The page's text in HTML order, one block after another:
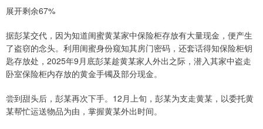
展开剩余67%
据彭某交代，因为知道闺蜜黄某家中保险柜存放有大量现金，便产生
了盗窃的念头。利用闺蜜身份窥知其房门密码，还套话得知保险柜钥
匙存放处，2025年9月底彭某趁黄某家人外出之际，潜入其家中盗走
卧室保险柜内存放的黄金手镯及部分现金。
尝到甜头后，彭某再次下手。12月上旬，彭某为支走黄某，以委托黄
某帮忙运送物品为由，掌握黄某外出时间。